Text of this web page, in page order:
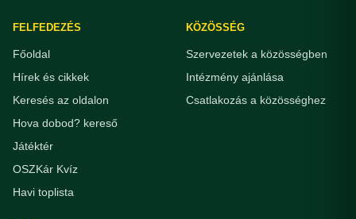
FELFEDEZÉS
Főoldal
Hírek és cikkek
Keresés az oldalon
Hova dobod? kereső
Játéktér
OSZKár Kvíz
Havi toplista
KÖZÖSSÉG
Szervezetek a közösségben
Intézmény ajánlása
Csatlakozás a közösséghez